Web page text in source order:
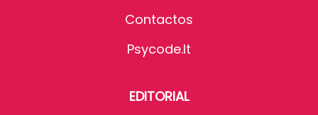
Contactos
Psycode.it
EDITORIAL